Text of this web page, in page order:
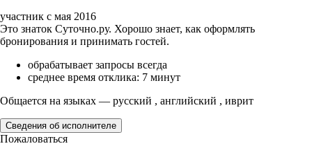
участник с мая 2016
Это знаток Суточно.ру. Хорошо знает, как оформлять
бронирования и принимать гостей.
обрабатывает запросы всегда
среднее время отклика: 7 минут
Общается на языках — русский , английский , иврит
Сведения об исполнителе
Пожаловаться